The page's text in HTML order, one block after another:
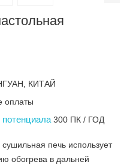
КИТАЙ
оплаты
потенциала300 ПК / ГОД
печь использует
обогрева в дальней